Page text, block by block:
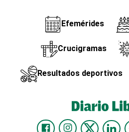
Efemérides
Crucigramas
Resultados deportivos